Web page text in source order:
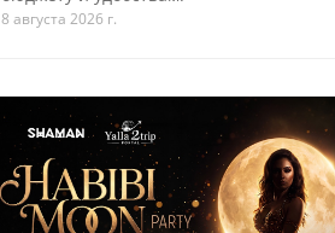
8 августа 2026 г.